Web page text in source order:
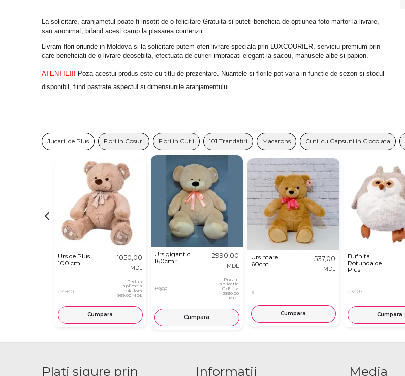
La solicitare, aranjametul poate fi insotit de o felicitare Gratuita si puteti beneficia de optiunea foto martor la livrare,
sau anonimat, bifand acest camp la plasarea comenzii.
Livram flori oriunde in Moldova si la solicitare putem oferi livrare speciala prin LUXCOURIER, serviciu premium prin
care beneficiati de o livrare deosebita, efectuata de curieri imbracati elegant la sacou, manusele albe si papion.
ATENTIE!!! Poza acestui produs este cu titlu de prezentare. Nuantele si florile pot varia in functie de sezon si stocul
disponibil, fiind pastrate aspectul si dimensiunile aranjamentului.
Jucarii de Plus Flori în Cosuri Flori in Cutii 101 Trandafiri Macarons Cutii cu Capsuni in Ciocolata
Urs de Plus
100 cm
#4940
1050,00
MDL
Pret in
aplicatia
OkFlora
999,00 MDL
Cumpara
Urs gigantic
160cm↑
#966
2990,00
MDL
Pret in
aplicatia
OkFlora
2890,00
MDL
Cumpara
Urs mare
60cm
#11
537,00
MDL
Cumpara
Bufnita
Rotunda de
Plus
#3407
Cumpara
Plati sigure prin Informatii Media